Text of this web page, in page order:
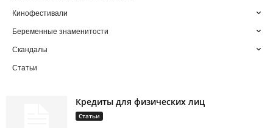
Кинофестивали
Беременные знаменитости
Скандалы
Статьи
Кредиты для физических лиц
Статьи